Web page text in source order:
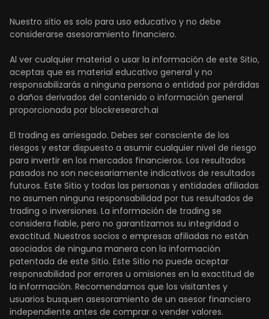
Nuestro sitio es solo para uso educativo y no debe
considerarse asesoramiento financiero.
Al ver cualquier material o usar la información de este Sitio,
aceptas que es material educativo general y no
responsabilizarás a ninguna persona o entidad por pérdidas
o daños derivados del contenido o información general
proporcionada por blockresearch.ai
El trading es arriesgado. Debes ser consciente de los
riesgos y estar dispuesto a asumir cualquier nivel de riesgo
para invertir en los mercados financieros. Los resultados
pasados no son necesariamente indicativos de resultados
futuros. Este Sitio y todas las personas y entidades afiliadas
no asumen ninguna responsabilidad por tus resultados de
trading o inversiones. La información de trading se
considera fiable, pero no garantizamos su integridad o
exactitud. Nuestros socios o empresas afiliadas no están
asociados de ninguna manera con la información
patentada de este Sitio. Este Sitio no puede aceptar
responsabilidad por errores u omisiones en la exactitud de
la información. Recomendamos que los visitantes y
usuarios busquen asesoramiento de un asesor financiero
independiente antes de comprar o vender valores.